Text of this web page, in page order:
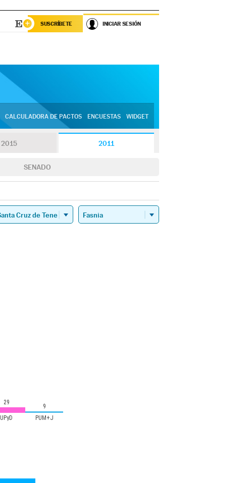
SUSCRÍBETE INICIAR SESIÓN
CALCULADORA DE PACTOS ENCUESTAS WIDGET
2015 2011
SENADO
UPyD PUM+J
29
9